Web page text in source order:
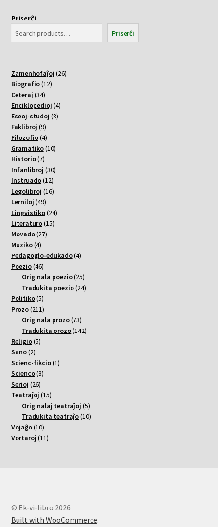
Priserĉi
Priserĉi
Zamenhofaĵoj 2626
Biografio 1212
Ceteraj 3434
varoj
Enciklopedioj 44
Eseoj-studoj 88
Faklibroj 99
varoj
Filozofio 44
varoj
Gramatiko 1010
Historio 77
varoj
Infanlibroj 3030
Instruado 1212
varoj
Legolibroj 1616
Lerniloj 4949
varoj
Lingvistiko 2424
Literaturo 1515
Movado 2727
Muziko 44
varoj
Pedagogio-edukado 44
Poezio 4646
varoj
Originala poezio 2525
varoj
Tradukita poezio 2424
Politiko 55
varoj
Prozo 211211
varoj
Originala prozo 7373
varoj
Tradukita prozo 142142
Religio 55
Sano 22
varoj
Scienc-fikcio 11
Scienco 33
Serioj 2626
varoj
Teatraĵoj 1515
varoj
Originalaj teatraĵoj 55
varoj
Tradukita teatraĵo 1010
Vojaĝo 1010
varoj
Vortaroj 1111
© Ek-vi-libro 2026
Built with WooCommerce.